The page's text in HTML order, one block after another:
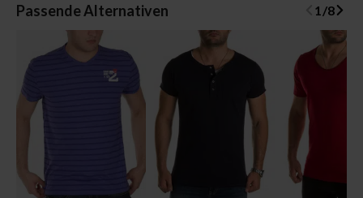
Passende Alternativen 1/8